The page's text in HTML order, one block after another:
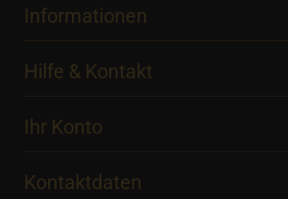
Informationen
Hilfe & Kontakt
Ihr Konto
Kontaktdaten